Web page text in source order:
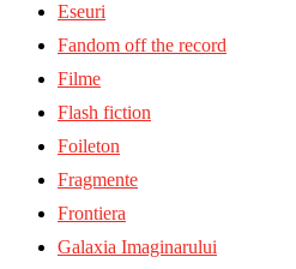
Eseuri
Fandom off the record
Filme
Flash fiction
Foileton
Fragmente
Frontiera
Galaxia Imaginarului